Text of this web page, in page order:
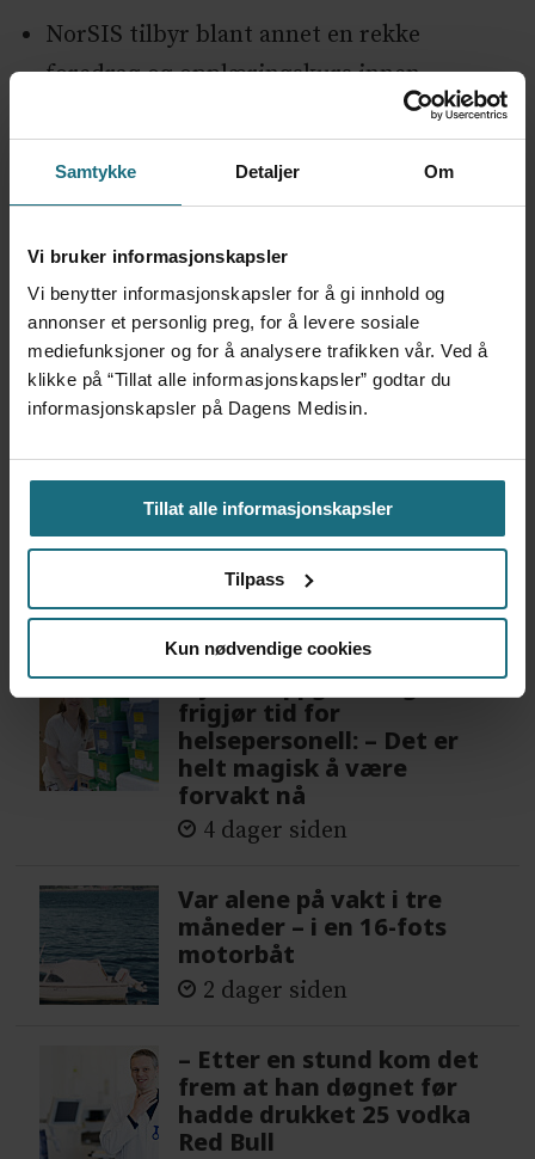
Samtykke Detaljer Om
Vi bruker informasjonskapsler
Vi benytter informasjonskapsler for å gi innhold og
annonser et personlig preg, for å levere sosiale
mediefunksjoner og for å analysere trafikken vår. Ved å
klikke på “Tillat alle informasjonskapsler” godtar du
informasjonskapsler på Dagens Medisin.
Tillat alle informasjonskapsler
Tilpass
Kun nødvendige cookies
NorSIS tilbyr blant annet en rekke
foredrag og opplæringskurs innen
informasjonssikkerhet både for private og
NYHETER IKT 2
Mest lest siste syv dager:
Vi trenger en grunnlov for
4 dager siden
Flytter oppgaver og
frigjør tid for
helsepersonell: – Det er
helt magisk å være
forvakt nå
4 dager siden
Var alene på vakt i tre
måneder – i en 16-fots
motorbåt
2 dager siden
– Etter en stund kom det
frem at han døgnet før
hadde drukket 25 vodka
Red Bull